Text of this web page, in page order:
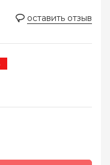
оставить отзыв